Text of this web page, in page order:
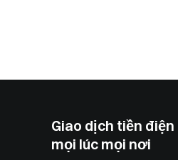
Giao dịch tiền
mọi lúc mọi nơi